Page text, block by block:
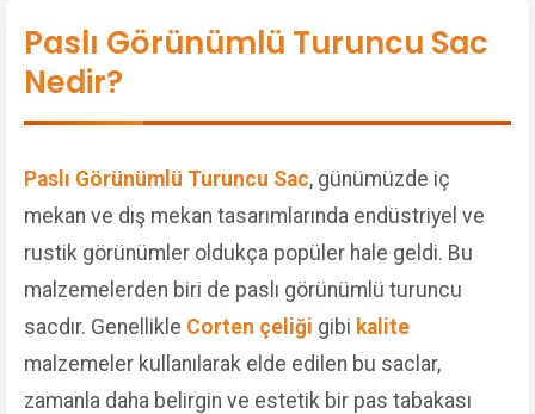
Paslı Görünümlü Turuncu Sac
Nedir?
Paslı Görünümlü Turuncu Sac, günümüzde iç
mekan ve dış mekan tasarımlarında endüstriyel ve
rustik görünümler oldukça popüler hale geldi. Bu
malzemelerden biri de paslı görünümlü turuncu
sacdır. Genellikle Corten çeliği gibi kalite
malzemeler kullanılarak elde edilen bu saclar,
zamanla daha belirgin ve estetik bir pas tabakası